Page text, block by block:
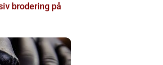
brodering på